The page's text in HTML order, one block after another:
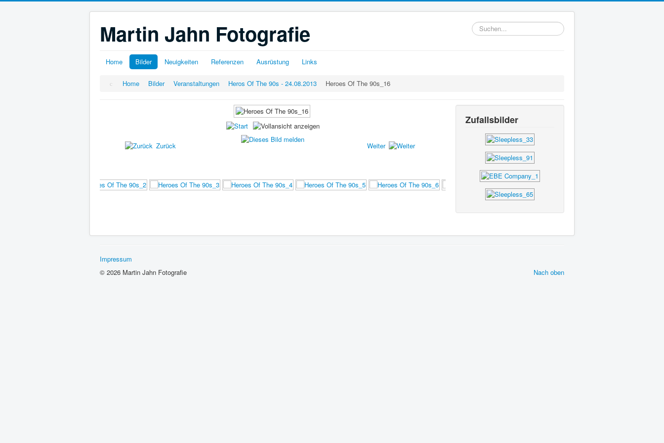
Martin Jahn Fotografie Suchen...
Home Bilder Neuigkeiten Referenzen Ausrüstung Links
Home Bilder Veranstaltungen Heros Of The 90s - 24.08.2013 Heroes Of The 90s_16
Zurück Weiter
Zufallsbilder
Impressum
Nach oben
© 2026 Martin Jahn Fotografie